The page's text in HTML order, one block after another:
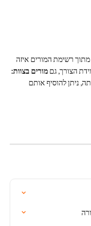
מתוך רשימת המורים איזה
הצורך, גם מורים בצוות:
ניתן להוסיף אותם